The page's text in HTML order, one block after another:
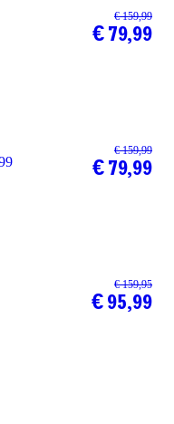
€ 159,99
€ 79,99
€ 159,99
€ 79,99
€ 159,95
€ 95,99